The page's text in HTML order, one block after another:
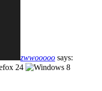
zwwooooo says: